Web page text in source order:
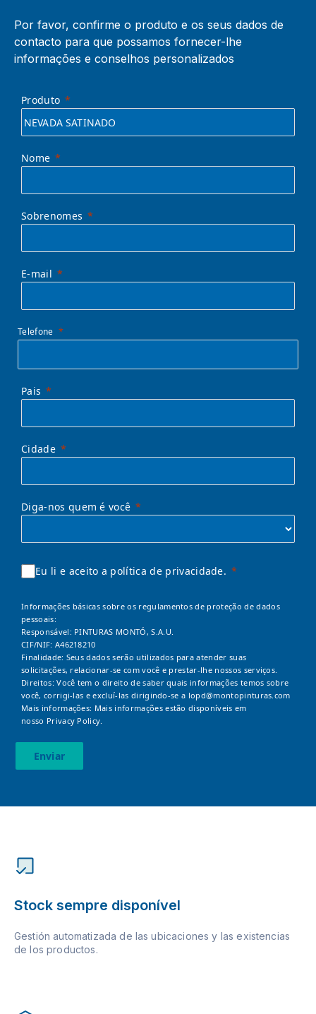
Por favor, confirme o produto e os seus dados de
contacto para que possamos fornecer-lhe
informações e conselhos personalizados
Produto
Nome
Sobrenomes
E-mail
Telefone
Pais
Cidade
Diga-nos quem é você
Eu li e aceito a política de privacidade.
Informações básicas sobre os regulamentos de proteção de dados
pessoais:
Responsável: PINTURAS MONTÓ, S.A.U.
CIF/NIF: A46218210
Finalidade: Seus dados serão utilizados para atender suas
solicitações, relacionar-se com você e prestar-lhe nossos serviços.
Direitos: Você tem o direito de saber quais informações temos sobre
você, corrigi-las e excluí-las dirigindo-se a lopd@montopinturas.com
Mais informações: Mais informações estão disponíveis em
nosso Privacy Policy.
Enviar
Stock sempre disponível
Gestión automatizada de las ubicaciones y las existencias
de los productos.